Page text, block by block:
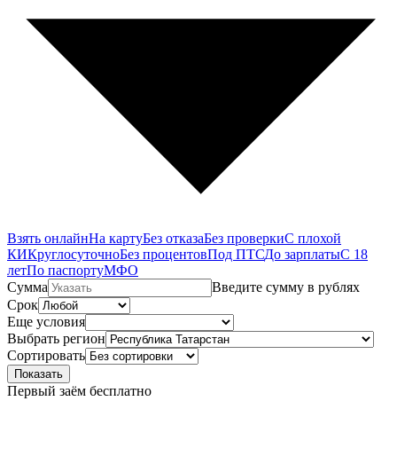
Взять онлайнНа картуБез отказаБез проверкиС плохой
КИКруглосуточноБез процентовПод ПТСДо зарплатыС 18
летПо паспортуМФО
Сумма
Введите сумму в рублях
Срок
Еще условия
Выбрать регион
Сортировать
Показать
Первый заём бесплатно